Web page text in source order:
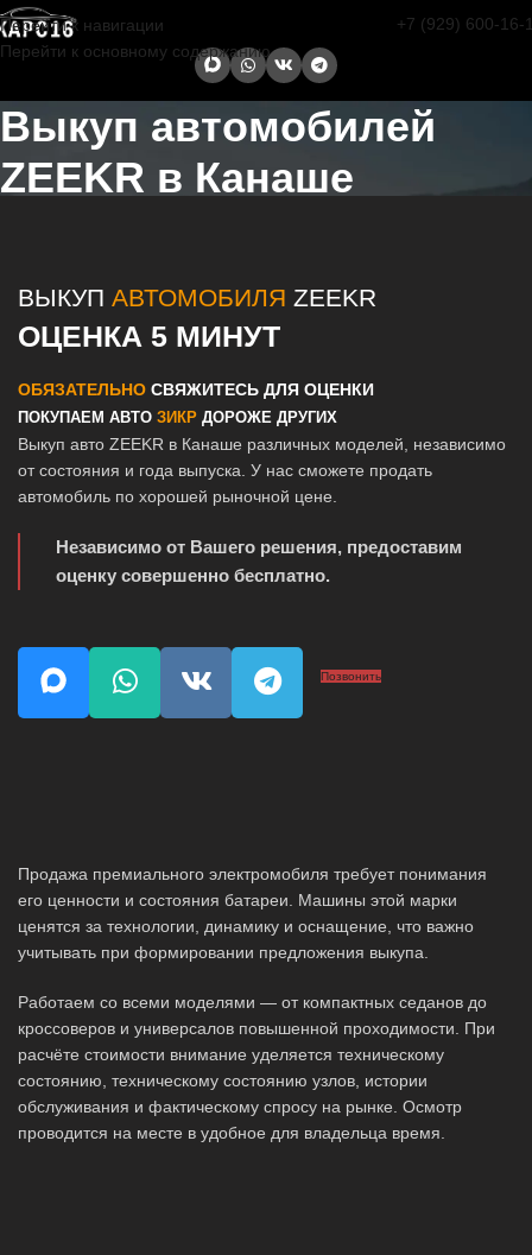
Перейти к навигации
Перейти к основному содержанию
+7 (929) 600-16-
Выкуп автомобилей
ZEEKR в Канаше
ВЫКУП АВТОМОБИЛЯ ZEEKR
ОЦЕНКА 5 МИНУТ
ОБЯЗАТЕЛЬНО СВЯЖИТЕСЬ ДЛЯ ОЦЕНКИ
ПОКУПАЕМ АВТО ЗИКР ДОРОЖЕ ДРУГИХ
Выкуп авто ZEEKR в Канаше различных моделей, независимо
от состояния и года выпуска. У нас сможете продать
автомобиль по хорошей рыночной цене.
Независимо от Вашего решения, предоставим
оценку совершенно бесплатно.
Позвонить
Продажа премиального электромобиля требует понимания
его ценности и состояния батареи. Машины этой марки
ценятся за технологии, динамику и оснащение, что важно
учитывать при формировании предложения выкупа.
Работаем со всеми моделями — от компактных седанов до
кроссоверов и универсалов повышенной проходимости. При
расчёте стоимости внимание уделяется техническому
состоянию, техническому состоянию узлов, истории
обслуживания и фактическому спросу на рынке. Осмотр
проводится на месте в удобное для владельца время.